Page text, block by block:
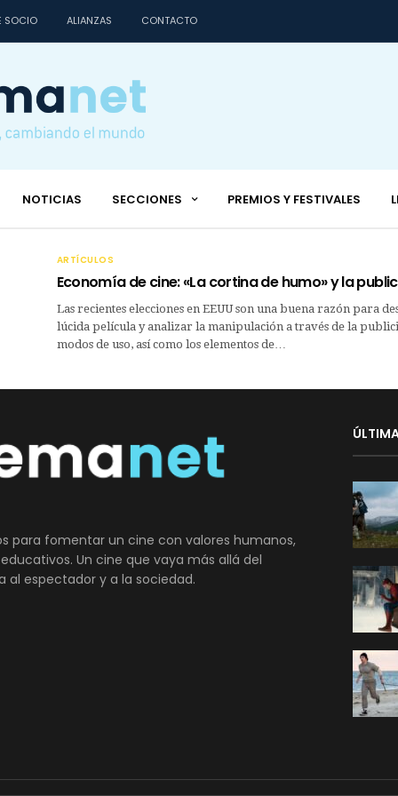
SOCIO ALIANZAS CONTACTO
NOTICIAS SECCIONES PREMIOS Y FESTIVALES
ARTÍCULOS
Economía de cine: «La cortina de humo» y la
Las recientes elecciones en EEUU son una buena razón para
lúcida película y analizar la manipulación a través de la
modos de uso, así como los elementos de…
para fomentar un cine con valores humanos,
Un cine que vaya más allá del
espectador y a la sociedad.